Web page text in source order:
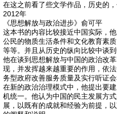
在这之前看了些文学作品，历史的
2012年
《思想解放与政治进步》俞可平
这本书的内容比较接近中国实际，
公民的物质生活条件和文化教育素
等等。并且从历史的纵向比较中谈
他在谈到思想解放与中国的政治改
现，并发挥越来越重要的作用，依
务型政府改善服务质量及实行听证
在新的政治治理模式中，他提出要
机统一。他认为中国的民主发展方
展，以既有的成就和经验为前提，